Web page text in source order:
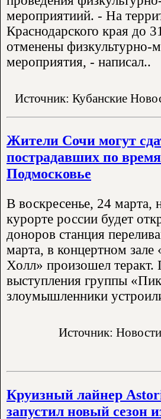
мероприятиий. - На
Краснодарского края до
отменены физкультурно-
мероприятия, - написал..
Источник: Кубанские
Жители Сочи могут
пострадавших по
Подмосковье
В воскресенье, 24 марта,
курорте россии будет
доноров станция
марта, в концертном
Холл» произошел теракт.
выступления группы
злоумышленники
Источник:
Круизный лайнер
запустил новый сезон